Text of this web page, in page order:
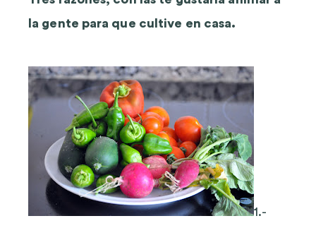
la gente para que cultive en casa.
1.-